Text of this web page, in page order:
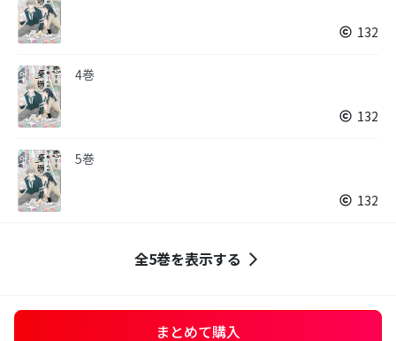
132
4巻
132
5巻
132
全5巻を表示する
まとめて購入